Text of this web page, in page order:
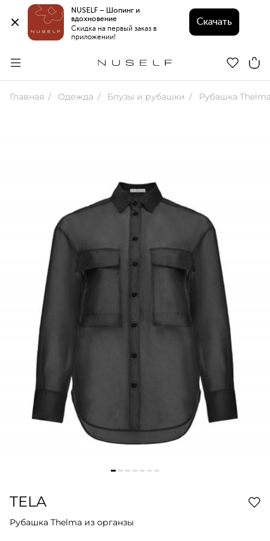
NUSELF – Шопинг и
вдохновение
Скидка на первый заказ в
приложении!
Скачать
Главная Одежда Блузы и рубашки Рубашка
TELA
Рубашка Thelma из органзы